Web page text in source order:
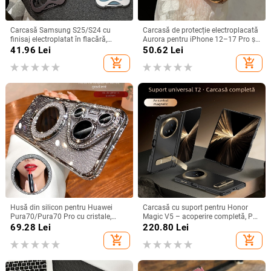
Carcasă Samsung S25/S24 cu
finisaj electroplatat în flacără,
design decupat, compatibilă cu
41.96 Lei
add_shopping_cart
Carcasă de protecție electroplacată
Aurora pentru iPhone 12–17 Pro și
Pro Max, acoperire completă, anti-
50.62 Lei
add_shopping_cart
Husă din silicon pentru Huawei
Pura70/Pura70 Pro cu cristale,
transparentă, estetică, suport
încorporat și disipare a căldurii
69.28 Lei
add_shopping_cart
Carcasă cu suport pentru Honor
Magic V5 – acoperire completă, PC
mat, anti-cădere, anti-amprente
220.80 Lei
add_shopping_cart